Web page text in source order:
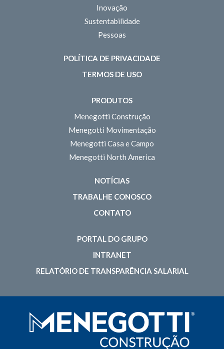
Inovação
Sustentabilidade
Pessoas
POLÍTICA DE PRIVACIDADE
TERMOS DE USO
PRODUTOS
Menegotti Construção
Menegotti Movimentação
Menegotti Casa e Campo
Menegotti North America
NOTÍCIAS
TRABALHE CONOSCO
CONTATO
PORTAL DO GRUPO
INTRANET
RELATÓRIO DE TRANSPARÊNCIA SALARIAL